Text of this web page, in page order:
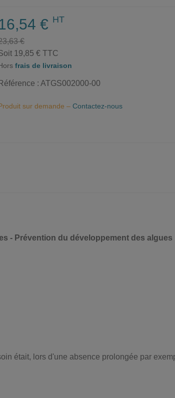
€ HT
€
19,85 € TTC
frais de livraison
Référence : ATGS002000-00
sur demande – Contactez-nous
- Prévention du développement des algues
était, lors d'une absence prolongée par